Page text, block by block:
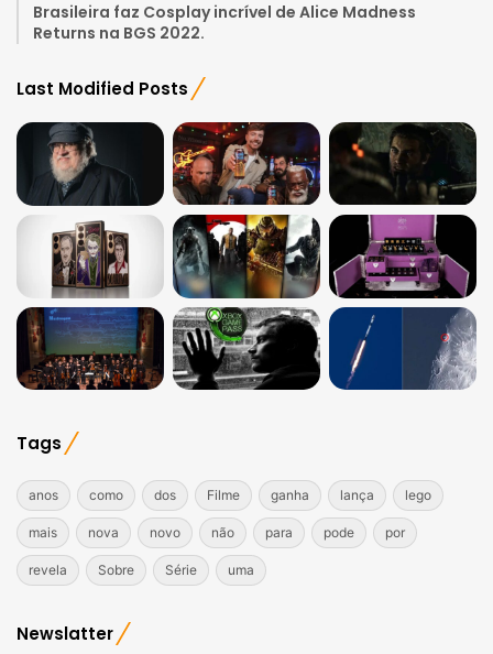
Brasileira faz Cosplay incrível de Alice Madness
Returns na BGS 2022.
Last Modified Posts
Tags
anos como dos Filme ganha lança lego
mais nova novo não para pode por
revela Sobre Série uma
Newslatter